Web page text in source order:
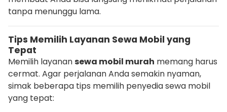
tanpa menunggu lama.
Tips Memilih Layanan Sewa Mobil yang
Tepat
Memilih layanansewa mobil murah memang harus
cermat. Agar perjalanan Anda semakin nyaman,
simak beberapa tips memilih penyedia sewa mobil
yang tepat: